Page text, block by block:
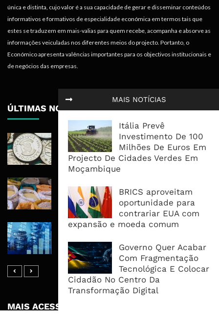
MAIS NOTÍCIAS
Itália Prevê
Investimento De 100
Milhões De Euros Em
Projecto De Cidades Verdes Em
Moçambique
BRICS aproveitam
oportunidade para
contrariar EUA com
expansão e moeda comum
Governo Quer Acabar
Com Fragmentação
Tecnológica E Colocar
Cidadão No Centro Da
Transformação Digital
única e distinta, cujo valor é a sua capacidade de gerar e disseminar conteúdos
informativos e formativos de especialidade económica em termos tais que
estes se traduzem em mais-valias para quem recebe, acompanha e absorve as
informações veiculadas nos diferentes meios do projecto. Portanto, o
Económico apresenta valências importantes para os objectivos institucionais e
de negócios das empresas.
ÚLTIMAS NOTÍCIAS
Economia Moçambicana Procura
Recuperar em 2026, Mas Crédito,
Dívida e Divisas Limitam Aceleração
Nova Fase de Risco Após Meses de
Oferta Confortável
Dívida Pública Sobe Para 75,2% do
Endividamento Interno
MAIS ACESSADOS